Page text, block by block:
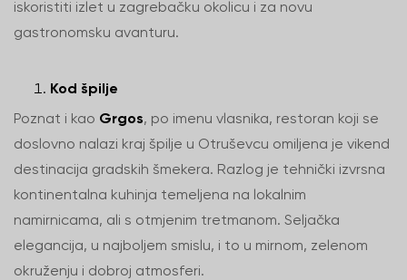
iskoristiti izlet u zagrebačku okolicu i za novu
gastronomsku avanturu.
Kod špilje
Poznat i kao Grgos, po imenu vlasnika, restoran koji se
doslovno nalazi kraj špilje u Otruševcu omiljena je vikend
destinacija gradskih šmekera. Razlog je tehnički izvrsna
kontinentalna kuhinja temeljena na lokalnim
namirnicama, ali s otmjenim tretmanom. Seljačka
elegancija, u najboljem smislu, i to u mirnom, zelenom
okruženju i dobroj atmosferi.